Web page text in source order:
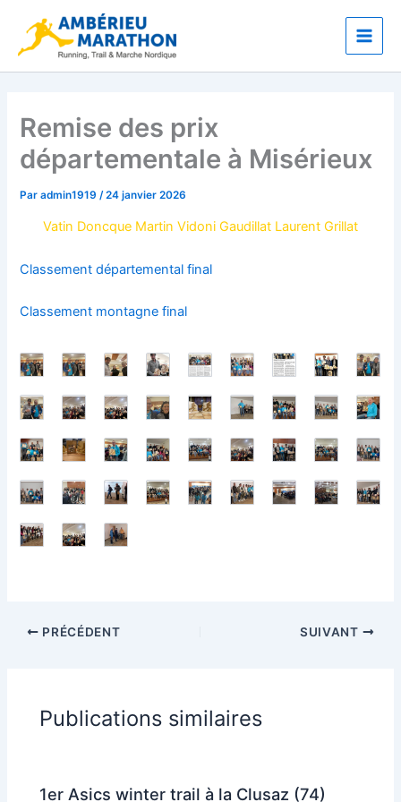
contenu
Main
Remise des prix
départementale à Misérieux
Paradmin1919/24 janvier 2026
Vatin Doncque Martin Vidoni Gaudillat Laurent Grillat
Classement départemental final
Classement montagne final
PRÉCÉDENT SUIVANT
Publications similaires
1er Asics winter trail à la Clusaz (74)